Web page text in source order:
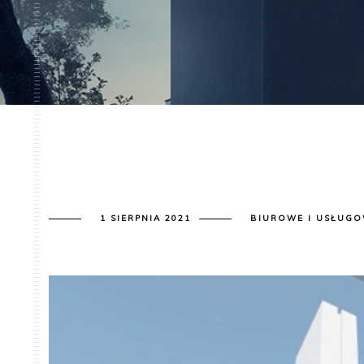
1 SIERPNIA 2021 BIUROWE I